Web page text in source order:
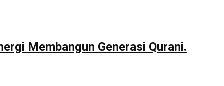
Membangun Generasi Qurani.